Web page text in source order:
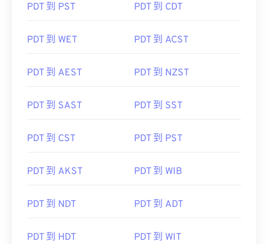
PDT 到 PST PDT 到 CDT
PDT 到 WET PDT 到 ACST
PDT 到 AEST PDT 到 NZST
PDT 到 SAST PDT 到 SST
PDT 到 CST PDT 到 PST
PDT 到 AKST PDT 到 WIB
PDT 到 NDT PDT 到 ADT
PDT 到 HDT PDT 到 WIT